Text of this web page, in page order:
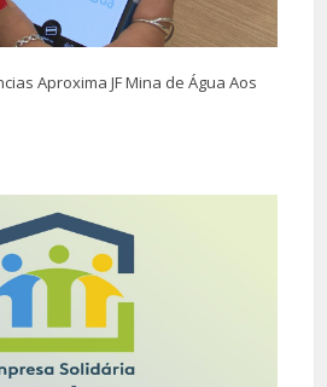
Aproxima JF Mina de Água Aos